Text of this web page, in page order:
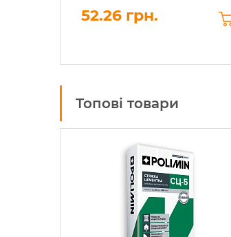
52.26 грн.
Топові товари